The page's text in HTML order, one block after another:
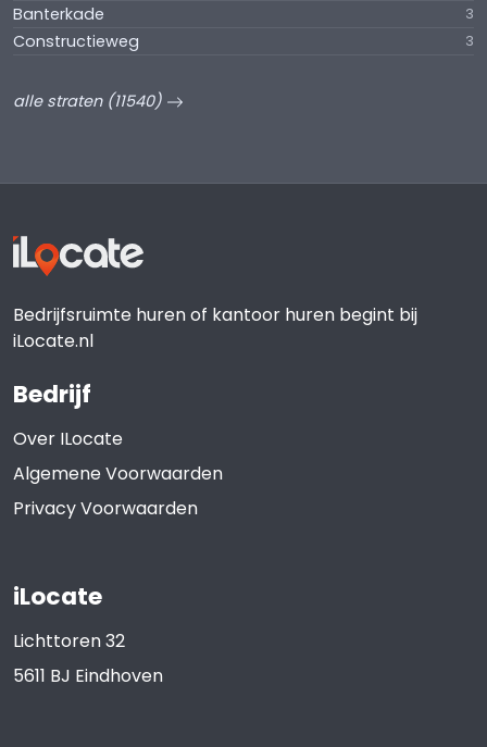
Banterkade 3
Constructieweg 3
alle straten (11540)
Bedrijfsruimte huren of kantoor huren begint bij
iLocate.nl
Bedrijf
Over ILocate
Algemene Voorwaarden
Privacy Voorwaarden
iLocate
Lichttoren 32
5611 BJ Eindhoven